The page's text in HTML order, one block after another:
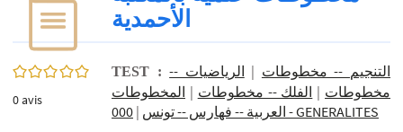
0/5
0avis
الأحمدية
TEST : التنجيم‏ -- ‏مخطوطات | الرياضيات‏ --
‏مخطوطات‏ | الفلك‏ -- ‏مخطوطات | المخطوطات
العربية‏‏ -- ‏فهارس‏ -- ‏تونس | 000 - GENERALITES